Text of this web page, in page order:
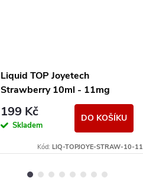
Liquid TOP Joyetech
Strawberry 10ml - 11mg
199 Kč
Skladem
DO KOŠÍKU
Kód: LIQ-TOPJOYE-STRAW-10-11